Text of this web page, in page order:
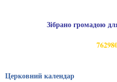
Зібрано громадою
Церковний календар